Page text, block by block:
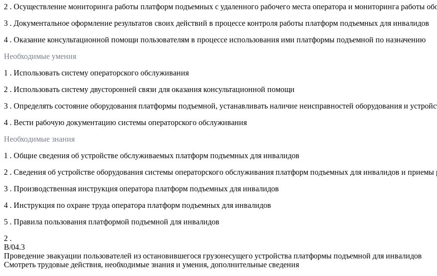
2 . Осуществление мониторинга работы платформ подъемных с удаленного рабочего места оператора и мониторинга работы
3 . Документальное оформление результатов своих действий в процессе контроля работы платформ подъемных для инвалидов
4 . Оказание консультационной помощи пользователям в процессе использования ими платформы подъемной по назначению
Необходимые умения
1 . Использовать систему операторского обслуживания
2 . Использовать систему двусторонней связи для оказания консультационной помощи
3 . Определять состояние оборудования платформы подъемной, устанавливать наличие неисправностей оборудования и
4 . Вести рабочую документацию системы операторского обслуживания
Необходимые знания
1 . Общие сведения об устройстве обслуживаемых платформ подъемных для инвалидов
2 . Сведения об устройстве оборудования системы операторского обслуживания платформ подъемных для инвалидов и приемы
3 . Производственная инструкция оператора платформ подъемных для инвалидов
4 . Инструкция по охране труда оператора платформ подъемных для инвалидов
5 . Правила пользования платформой подъемной для инвалидов
2 .
B/04.3
Проведение эвакуации пользователей из остановившегося грузонесущего устройства платформы подъемной для инвалидов
Смотреть трудовые действия, необходимые знания и умения, дополнительные сведения